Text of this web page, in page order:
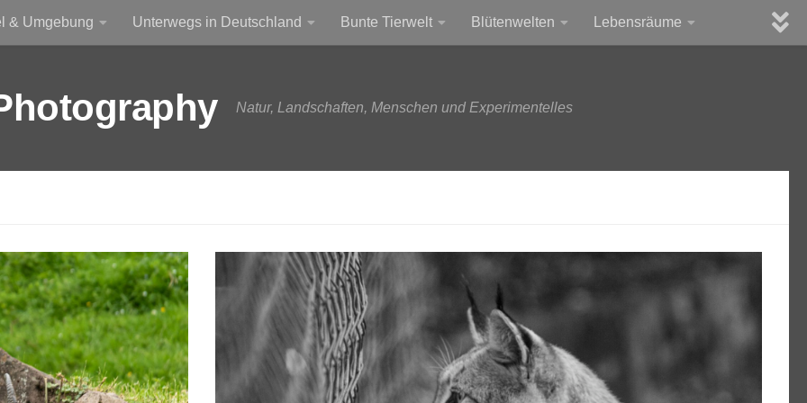
& Umgebung Unterwegs in Deutschland Bunte Tierwelt Blütenwelten Lebensräume
Natur, Landschaften, Menschen und Experimentelles